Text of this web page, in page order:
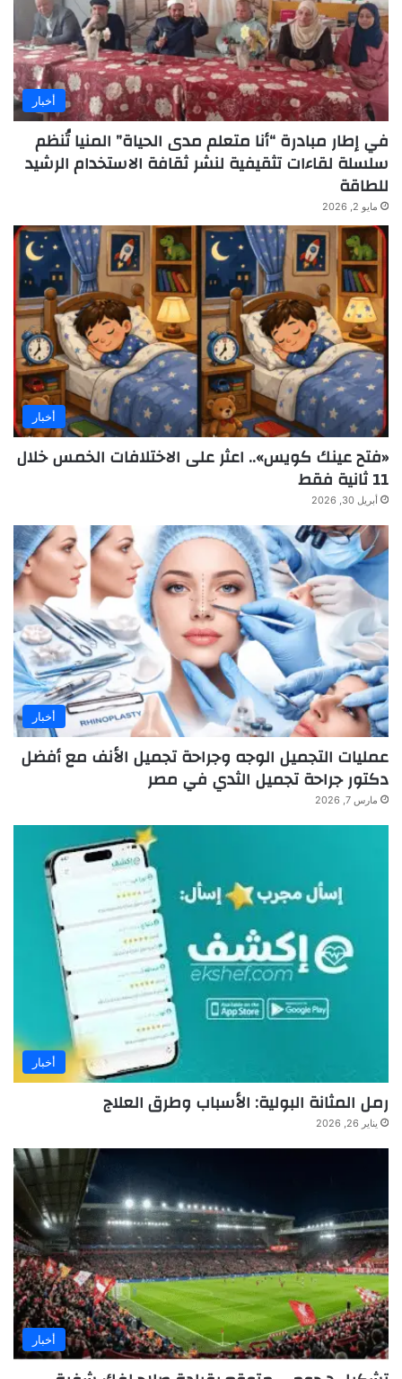
أخبار
في إطار مبادرة “أنا متعلم مدى الحياة” المنيا تُنظم
سلسلة لقاءات تثقيفية لنشر ثقافة الاستخدام الرشيد
للطاقة
مايو 2, 2026
أخبار
«فتح عينك كويس».. اعثر على الاختلافات الخمس خلال
11 ثانية فقط
أبريل 30, 2026
أخبار
عمليات التجميل الوجه وجراحة تجميل الأنف مع أفضل
دكتور جراحة تجميل الثدي في مصر
مارس 7, 2026
أخبار
رمل المثانة البولية: الأسباب وطرق العلاج
يناير 26, 2026
أخبار